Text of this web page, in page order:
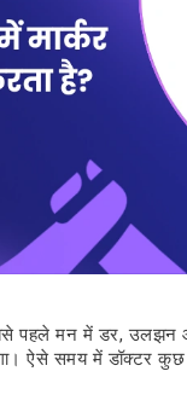
पहले मन में डर, उलझन
ऐसे समय में डॉक्टर